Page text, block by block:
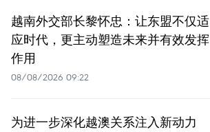
越南外交部长黎怀忠：让东盟不仅适
应时代，更主动塑造未来并有效发挥
作用
08/08/2026 09:22
为进一步深化越澳关系注入新动力